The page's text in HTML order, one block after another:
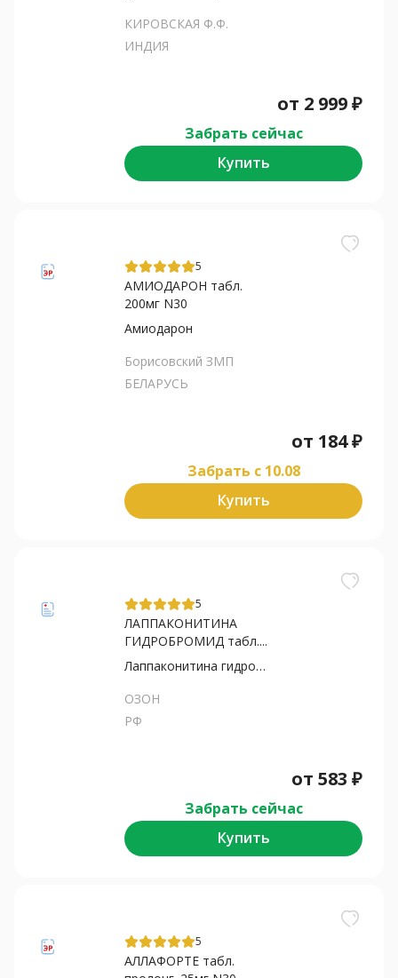
КИРОВСКАЯ Ф.Ф.
ИНДИЯ
от 2 999₽
Забрать сейчас
Купить
5
АМИОДАРОН табл.
200мг N30
Амиодарон
Борисовский ЗМП
БЕЛАРУСЬ
от 184₽
Забрать c 10.08
Купить
5
ЛАППАКОНИТИНА
ГИДРОБРОМИД табл....
Лаппаконитина гидробромид
ОЗОН
РФ
от 583 ₽
Забрать сейчас
Купить
5
АЛЛАФОРТЕ табл.